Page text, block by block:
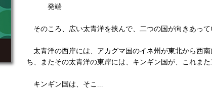
発端
そのころ、広い太青洋を挟んで、二つの国が向きあって
太青洋の西岸には、アカグマ国のイネ州が東北から西
ち、またその太青洋の東岸には、キンギン国が、これま
キンギン国は、そこ...